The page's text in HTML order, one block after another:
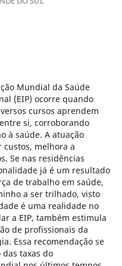
Mundial da Saúde
(EIP) ocorre quando
cursos aprendem
si, corroborando
à saúde. A atuação
melhora a
Se nas residências
já é um resultado
de trabalho em saúde,
a ser trilhado, visto
é uma realidade no
a EIP, também estimula
de profissionais da
Essa recomendação se
taxas do